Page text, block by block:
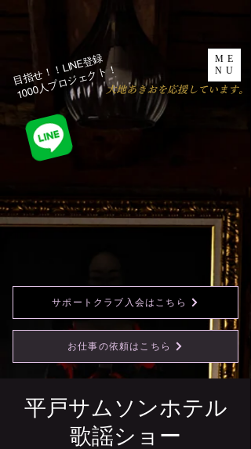
ME
NU
​大地あきおを応援しています。
目指せ！！LINE登録
1000人プロジェクト！​
お仕事の依頼はこちら
サポートクラブ入会はこちら
平戸サムソンホテル
歌謡ショー